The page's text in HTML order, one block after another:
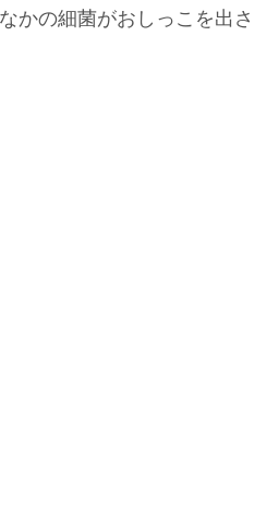
かの細菌がおしっこを出さ